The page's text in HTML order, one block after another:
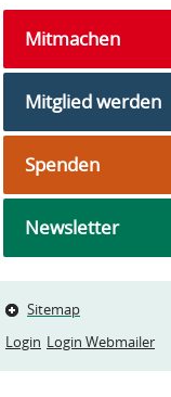
Mitmachen
Mitglied werden
Spenden
Newsletter
Sitemap
Login Login Webmailer